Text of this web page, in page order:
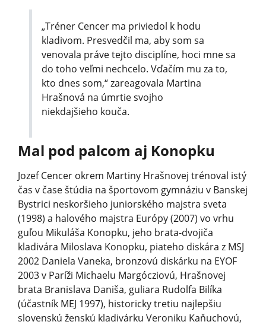
„Tréner Cencer ma priviedol k hodu
kladivom. Presvedčil ma, aby som sa
venovala práve tejto disciplíne, hoci mne sa
do toho veľmi nechcelo. Vďačím mu za to,
kto dnes som,“ zareagovala Martina
Hrašnová na úmrtie svojho
niekdajšieho kouča.
Mal pod palcom aj Konopku
Jozef Cencer okrem Martiny Hrašnovej trénoval istý
čas v čase štúdia na športovom gymnáziu v Banskej
Bystrici neskoršieho juniorského majstra sveta
(1998) a halového majstra Európy (2007) vo vrhu
guľou Mikuláša Konopku, jeho brata-dvojiča
kladivára Miloslava Konopku, piateho diskára z MSJ
2002 Daniela Vaneka, bronzovú diskárku na EYOF
2003 v Paríži Michaelu Margócziovú, Hrašnovej
brata Branislava Daniša, guliara Rudolfa Bilíka
(účastník MEJ 1997), historicky tretiu najlepšiu
slovenskú ženskú kladivárku Veroniku Kaňuchovú,